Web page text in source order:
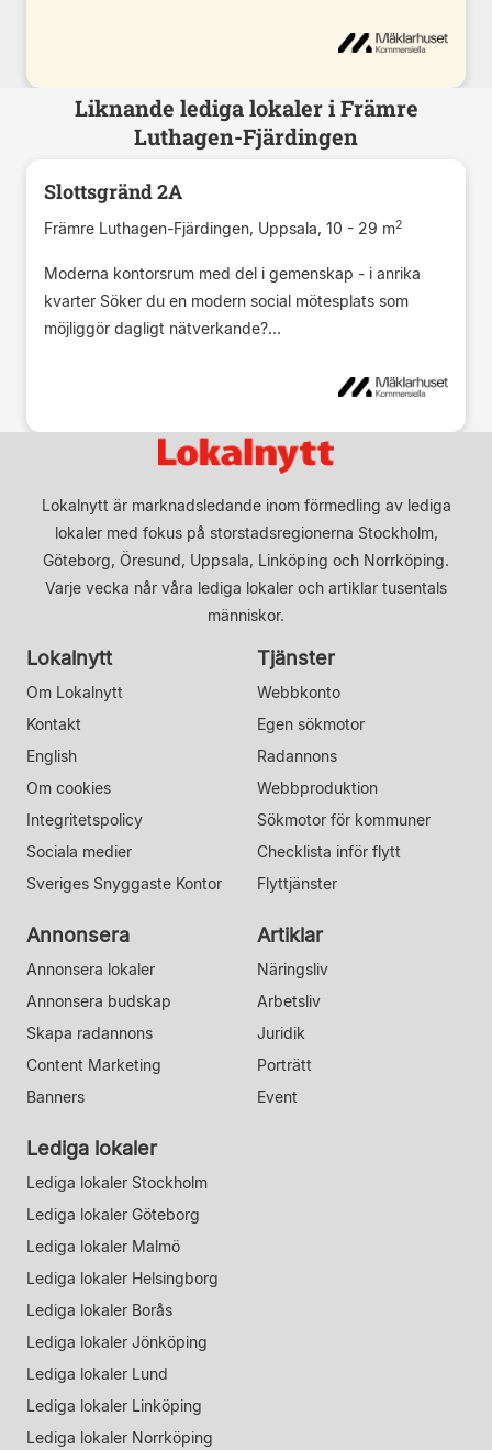
Liknande lediga lokaler i Främre
Luthagen-Fjärdingen
Slottsgränd 2A
Främre Luthagen-Fjärdingen, Uppsala, 10 - 29 m2
Moderna kontorsrum med del i gemenskap - i anrika
kvarter Söker du en modern social mötesplats som
möjliggör dagligt nätverkande?...
Lokalnytt är marknadsledande inom förmedling av lediga
lokaler med fokus på storstadsregionerna Stockholm,
Göteborg, Öresund, Uppsala, Linköping och Norrköping.
Varje vecka når våra lediga lokaler och artiklar tusentals
människor.
Lokalnytt
Om Lokalnytt
Kontakt
English
Om cookies
Integritetspolicy
Sociala medier
Sveriges Snyggaste Kontor
Tjänster
Webbkonto
Egen sökmotor
Radannons
Webbproduktion
Sökmotor för kommuner
Checklista inför flytt
Flyttjänster
Annonsera
Annonsera lokaler
Annonsera budskap
Skapa radannons
Content Marketing
Banners
Artiklar
Näringsliv
Arbetsliv
Juridik
Porträtt
Event
Lediga lokaler
Lediga lokaler Stockholm
Lediga lokaler Göteborg
Lediga lokaler Malmö
Lediga lokaler Helsingborg
Lediga lokaler Borås
Lediga lokaler Jönköping
Lediga lokaler Lund
Lediga lokaler Linköping
Lediga lokaler Norrköping